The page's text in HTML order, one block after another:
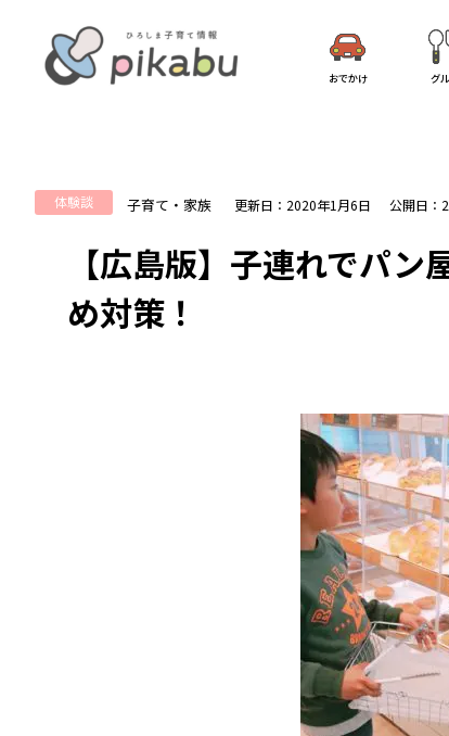
おでかけ グ
体験談 子育て・家族 更新日：2020年1月6日 公開日：
【広島版】子連れでパ
め対策！